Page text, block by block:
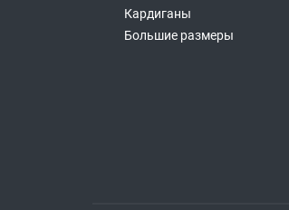
Кардиганы
Большие размеры